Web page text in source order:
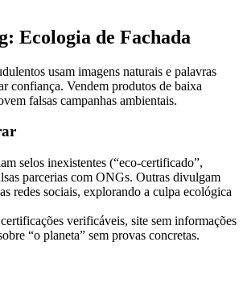
Ecologia de Fachada
usam imagens naturais e palavras
confiança. Vendem produtos de baixa
falsas campanhas ambientais.
selos inexistentes (“eco-certificado”,
parcerias com ONGs. Outras divulgam
redes sociais, explorando a culpa ecológica
verificáveis, site sem informações
“o planeta” sem provas concretas.